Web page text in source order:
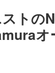
トの
オ